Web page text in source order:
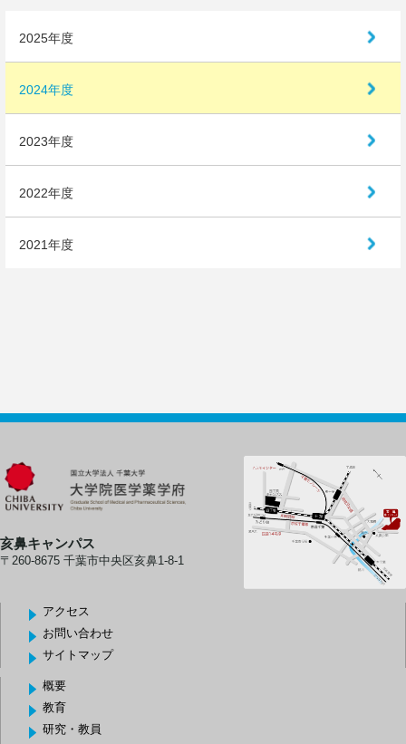
2025年度
2024年度
2023年度
2022年度
2021年度
亥鼻キャンパス
〒260-8675 千葉市中央区亥鼻1-8-1
アクセス
お問い合わせ
サイトマップ
概要
教育
研究・教員